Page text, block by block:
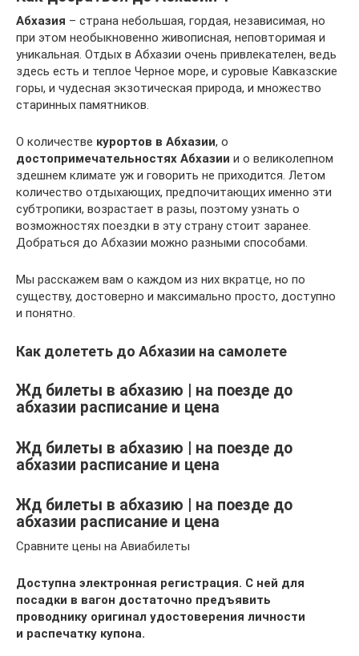
Абхазия – страна небольшая, гордая, независимая, но
при этом необыкновенно живописная, неповторимая и
уникальная. Отдых в Абхазии очень привлекателен, ведь
здесь есть и теплое Черное море, и суровые Кавказские
горы, и чудесная экзотическая природа, и множество
старинных памятников.
О количестве курортов в Абхазии, о
достопримечательностях Абхазии и о великолепном
здешнем климате уж и говорить не приходится. Летом
количество отдыхающих, предпочитающих именно эти
субтропики, возрастает в разы, поэтому узнать о
возможностях поездки в эту страну стоит заранее.
Добраться до Абхазии можно разными способами.
Мы расскажем вам о каждом из них вкратце, но по
существу, достоверно и максимально просто, доступно
и понятно.
Как долететь до Абхазии на самолете
Жд билеты в абхазию | на поезде до
абхазии расписание и цена
Жд билеты в абхазию | на поезде до
абхазии расписание и цена
Жд билеты в абхазию | на поезде до
абхазии расписание и цена
Сравните цены на Авиабилеты
Доступна электронная регистрация. С ней для
посадки в вагон достаточно предъявить
проводнику оригинал удостоверения личности
и распечатку купона.